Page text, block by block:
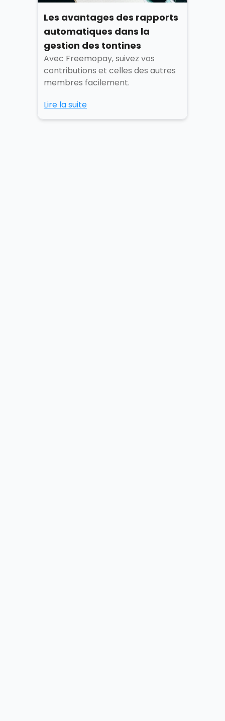
Les avantages des rapports
automatiques dans la
gestion des tontines
Avec Freemopay, suivez vos
contributions et celles des autres
membres facilement.
Lire la suite